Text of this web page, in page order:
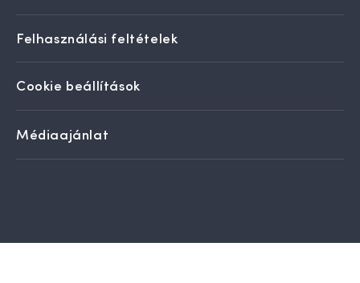
Felhasználási feltételek
Cookie beállítások
Médiaajánlat